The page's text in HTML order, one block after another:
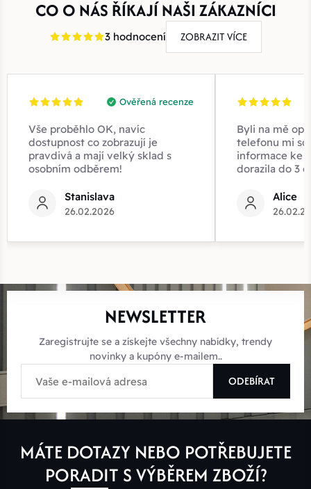
CO O NÁS ŘÍKAJÍ NAŠI ZÁKAZNÍCI
3 hodnocení ZOBRAZIT VÍCE
Ověřená recenze
Vše proběhlo OK, navíc
dostupnost co zobrazují je
pravdivá a mají velký sklad s
osobním odběrem!
Stanislava
26.02.2026
Byli na mě
telefonu mi
informace ke
dorazila do 3
Alice
NEWSLETTER
Zaregistrujte se a získejte všechny nabídky, trendy
novinky a kupóny e-mailem..
ODEBÍRAT
MÁTE DOTAZY NEBO POTŘEBUJETE
PORADIT S VÝBĚREM ZBOŽÍ?